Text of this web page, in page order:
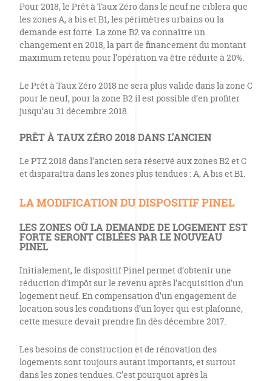
Pour 2018, le Prêt à Taux Zéro dans le neuf ne ciblera que
les zones A, a bis et B1, les périmètres urbains ou la
demande est forte. La zone B2 va connaître un
changement en 2018, la part de financement du montant
maximum retenu pour l’opération va être réduite à 20%.
Le Prêt à Taux Zéro 2018 ne sera plus valide dans la zone C
pour le neuf, pour la zone B2 il est possible d’en profiter
jusqu’au 31 décembre 2018.
PRÊT À TAUX ZÉRO 2018 DANS L’ANCIEN
Le PTZ 2018 dans l’ancien sera réservé aux zones B2 et C
et disparaîtra dans les zones plus tendues : A, A bis et B1.
LA MODIFICATION DU DISPOSITIF PINEL
LES ZONES OÙ LA DEMANDE DE LOGEMENT EST
FORTE SERONT CIBLÉES PAR LE NOUVEAU
PINEL
Initialement, le dispositif Pinel permet d’obtenir une
réduction d’impôt sur le revenu après l’acquisition d’un
logement neuf. En compensation d’un engagement de
location sous les conditions d’un loyer qui est plafonné,
cette mesure devait prendre fin dès décembre 2017.
Les besoins de construction et de rénovation des
logements sont toujours autant importants, et surtout
dans les zones tendues. C’est pourquoi après la